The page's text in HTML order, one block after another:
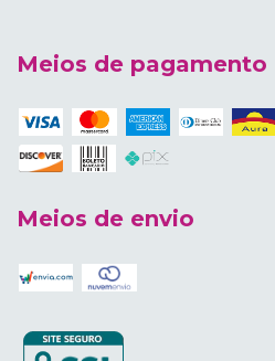
Meios de pagamento
Meios de envio